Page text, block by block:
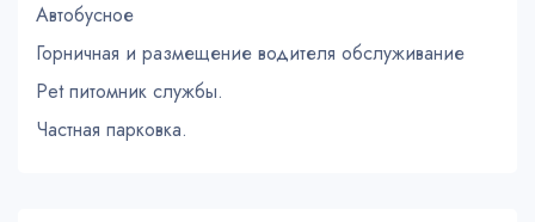
Автобусное
Горничная и размещение водителя обслуживание
Pet питомник службы.
Частная парковка.